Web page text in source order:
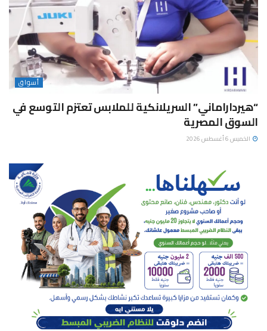
أسواق
“هيرداراماني” السريلانكية للملابس تعتزم التوسع في
السوق المصرية
الخميس 6 أغسطس 2026